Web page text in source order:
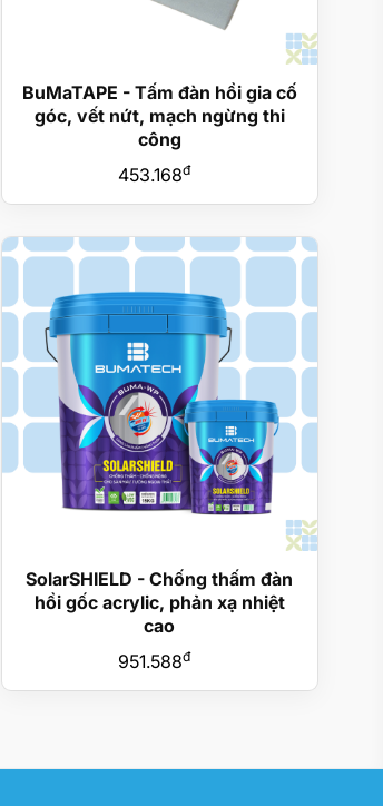
BuMaTAPE - Tấm đàn hồi gia cố
góc, vết nứt, mạch ngừng thi
công
453.168đ
SolarSHIELD - Chống thấm đàn
hồi gốc acrylic, phản xạ nhiệt
cao
951.588đ